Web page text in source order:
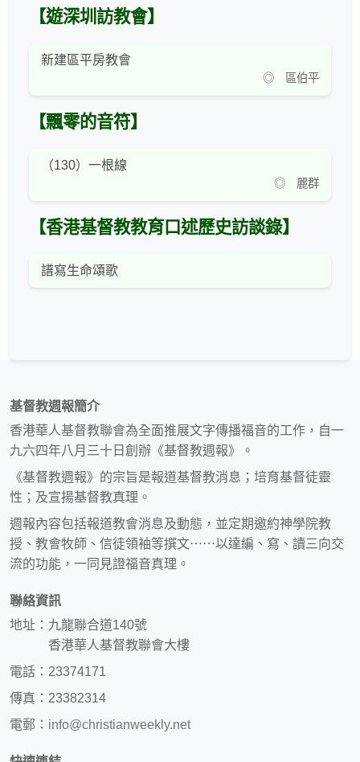
【遊深圳訪教會】
新建區平房教會
◎ 區伯平
【飄零的音符】
（130）一根線
◎ 麗群
【香港基督教教育口述歷史訪談錄】
譜寫生命頌歌
基督教週報簡介
香港華人基督教聯會為全面推展文字傳播福音的工作，自一
九六四年八月三十日創辦《基督教週報》。
《基督教週報》的宗旨是報道基督教消息；培育基督徒靈
性；及宣揚基督教真理。
週報內容包括報道教會消息及動態，並定期邀約神學院教
授、教會牧師、信徒領袖等撰文⋯⋯以達編、寫、讀三向交
流的功能，一同見證福音真理。
聯絡資訊
地址：九龍聯合道140號
香港華人基督教聯會大樓
電話：23374171
傳真：23382314
電郵： info@christianweekly.net